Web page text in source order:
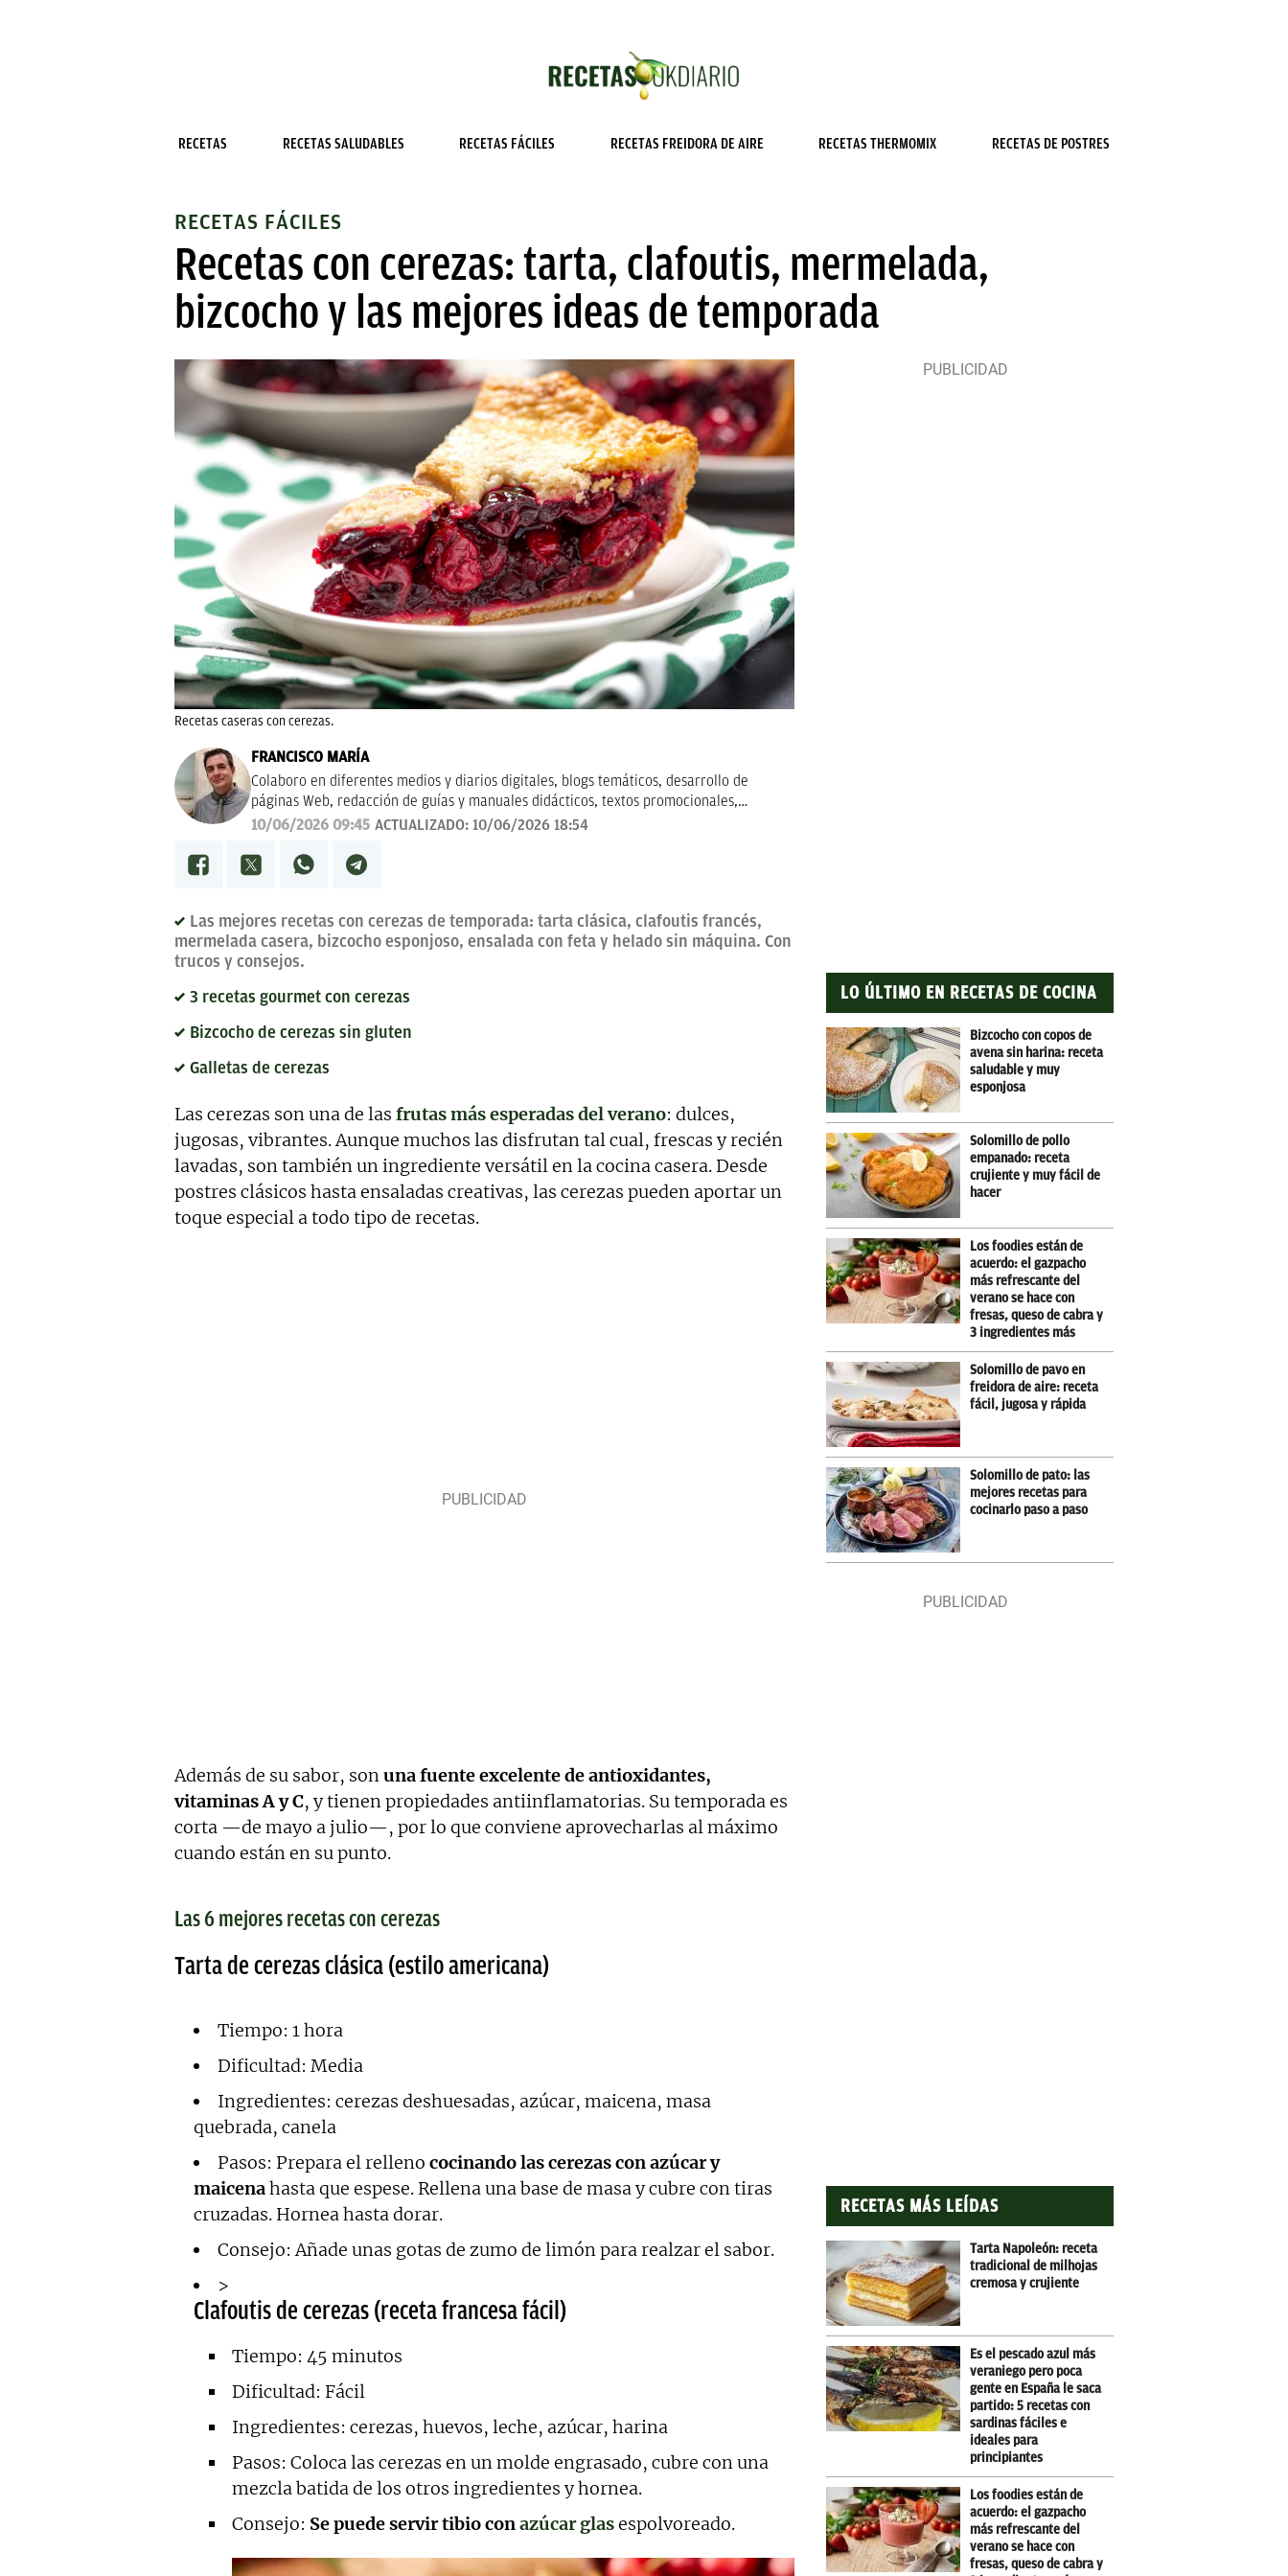
RECETAS RECETAS SALUDABLES RECETAS FÁCILES RECETAS FREIDORA DE AIRE RECETAS THERMOMIX RECETAS DE POSTRES
RECETAS FÁCILES
Recetas con cerezas: tarta, clafoutis, mermelada,
bizcocho y las mejores ideas de temporada
Recetas caseras con cerezas.
FRANCISCO MARÍA
Colaboro en diferentes medios y diarios digitales, blogs temáticos, desarrollo de
páginas Web, redacción de guías y manuales didácticos, textos promocionales,
campañas publicitarias y de marketing, artículos de opinión, relatos y guiones, y
calidad, bien documentado y revisado, así como a la curación y depuración de textos.
Estoy en permanente crecimiento personal y profesional, y abierto a nuevas
10/06/2026 09:45 ACTUALIZADO: 10/06/2026 18:54
Las mejores recetas con cerezas de temporada: tarta clásica, clafoutis francés,
mermelada casera, bizcocho esponjoso, ensalada con feta y helado sin máquina. Con
trucos y consejos.
3 recetas gourmet con cerezas
Bizcocho de cerezas sin gluten
Galletas de cerezas
Las cerezas son una de las frutas más esperadas del verano: dulces,
jugosas, vibrantes. Aunque muchos las disfrutan tal cual, frescas y recién
lavadas, son también un ingrediente versátil en la cocina casera. Desde
postres clásicos hasta ensaladas creativas, las cerezas pueden aportar un
toque especial a todo tipo de recetas.
Además de su sabor, sonuna fuente excelente de antioxidantes,
vitaminas A y C, y tienen propiedades antiinflamatorias. Su temporada es
corta —de mayo a julio—, por lo que conviene aprovecharlas al máximo
cuando están en su punto.
Las 6 mejores recetas con cerezas
Tarta de cerezas clásica (estilo americana)
Tiempo: 1 hora
Dificultad: Media
Ingredientes: cerezas deshuesadas, azúcar, maicena, masa
quebrada, canela
Pasos: Prepara el relleno cocinando las cerezas con azúcar y
maicenahasta que espese. Rellena una base de masa y cubre con tiras
cruzadas. Hornea hasta dorar.
Consejo: Añade unas gotas de zumo de limón para realzar el sabor.
>
Clafoutis de cerezas (receta francesa fácil)
Tiempo: 45 minutos
Dificultad: Fácil
Ingredientes: cerezas, huevos, leche, azúcar, harina
Pasos: Coloca las cerezas en un molde engrasado, cubre con una
mezcla batida de los otros ingredientes y hornea.
Consejo: Se puede servir tibio conazúcar glasespolvoreado.
LO ÚLTIMO EN RECETAS DE COCINA
Bizcocho con copos de
avena sin harina: receta
saludable y muy
esponjosa
Solomillo de pollo
empanado: receta
crujiente y muy fácil de
hacer
Los foodies están de
acuerdo: el gazpacho
más refrescante del
verano se hace con
fresas, queso de cabra y
3 ingredientes más
Solomillo de pavo en
freidora de aire: receta
fácil, jugosa y rápida
Solomillo de pato: las
mejores recetas para
cocinarlo paso a paso
RECETAS MÁS LEÍDAS
Tarta Napoleón: receta
tradicional de milhojas
cremosa y crujiente
Es el pescado azul más
veraniego pero poca
gente en España le saca
partido: 5 recetas con
sardinas fáciles e
ideales para
principiantes
Los foodies están de
acuerdo: el gazpacho
más refrescante del
verano se hace con
fresas, queso de cabra y